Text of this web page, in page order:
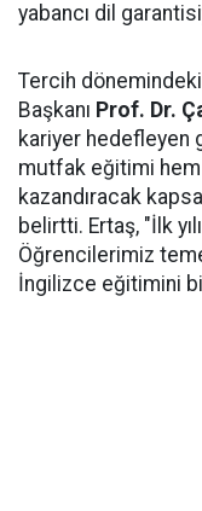
yabancı dil
Tercih
Başkanı Prof. Dr.
kariyer hedefleyen
mutfak eğitimi
kazandıracak
belirtti. Ertaş, "İlk
Öğrencilerimiz
İngilizce eğitimini